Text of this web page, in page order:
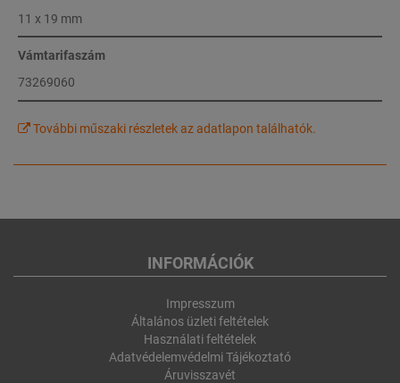
11 x 19 mm
Vámtarifaszám
73269060
További műszaki részletek az adatlapon találhatók.
INFORMÁCIÓK
Impresszum
Általános üzleti feltételek
Használati feltételek
Adatvédelemvédelmi Tájékoztató
Áruvisszavét